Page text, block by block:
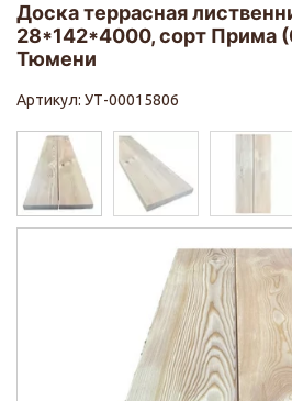
Доска террасная
28*142*4000, сорт Прима
Тюмени
Артикул: УТ-00015806